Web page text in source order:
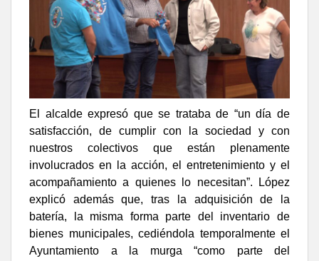
El alcalde expresó que se trataba de “un día de
satisfacción, de cumplir con la sociedad y con
nuestros colectivos que están plenamente
involucrados en la acción, el entretenimiento y el
acompañamiento a quienes lo necesitan”. López
explicó además que, tras la adquisición de la
batería, la misma forma parte del inventario de
bienes municipales, cediéndola temporalmente el
Ayuntamiento a la murga “como parte del